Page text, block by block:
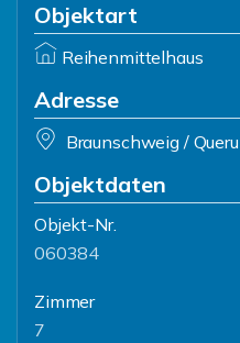
Objektart
Reihenmittelhaus
Adresse
Braunschweig /
Objektdaten
Objekt-Nr.
060384
Zimmer
7